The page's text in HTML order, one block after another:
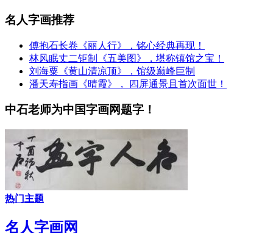
名人字画推荐
傅抱石长卷《丽人行》，铭心经典再现！
林风眠丈二钜制《五美图》，堪称镇馆之宝！
刘海粟《黄山清凉顶》，馆级巅峰巨制
潘天寿指画《晴霞》， 四屏通景且首次面世！
中石老师为中国字画网题字！
热门主题
名人字画网